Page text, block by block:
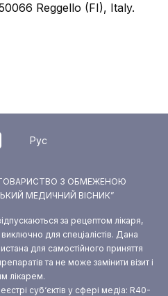
Reggello (FI), Italy.
Рус
ТОВАРИСТВО З ОБМЕЖЕНОЮ
МЕДИЧНИЙ ВІСНИК”
за рецептом лікаря,
для спеціалістів. Дана
для самостійного приняття
та не може замінити візит і
лікарем.
суб‘єктів у сфері медіа: R40-